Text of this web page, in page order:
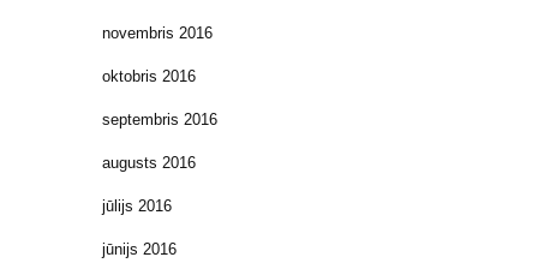
novembris 2016
oktobris 2016
septembris 2016
augusts 2016
jūlijs 2016
jūnijs 2016